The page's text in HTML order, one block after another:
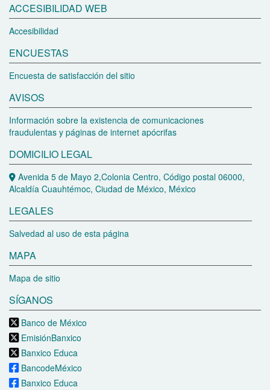
ACCESIBILIDAD WEB
Accesibilidad
ENCUESTAS
Encuesta de satisfacción del sitio
AVISOS
Información sobre la existencia de comunicaciones
fraudulentas y páginas de internet apócrifas
DOMICILIO LEGAL
Avenida 5 de Mayo 2,Colonia Centro, Código postal 06000,
Alcaldía Cuauhtémoc, Ciudad de México, México
LEGALES
Salvedad al uso de esta página
MAPA
Mapa de sitio
SÍGANOS
Banco de México
EmisiónBanxico
Banxico Educa
BancodeMéxico
Banxico Educa